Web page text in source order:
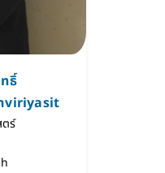
ธิ์
ตร์